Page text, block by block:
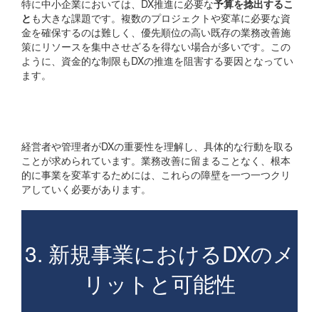
特に中小企業においては、DX推進に必要な予算を捻出するこ
と も大きな課題です。複数のプロジェクトや変革に必要な資
金を確保するのは難しく、優先順位の高い既存の業務改善施
策にリソースを集中させざるを得ない場合が多いです。この
ように、資金的な制限もDXの推進を阻害する要因となってい
ます。
経営者や管理者がDXの重要性を理解し、具体的な行動を取る
ことが求められています。業務改善に留まることなく、根本
的に事業を変革するためには、これらの障壁を一つ一つクリ
アしていく必要があります。
3. 新規事業におけるDXのメ
リットと可能性